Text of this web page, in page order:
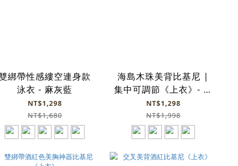
綁帶性感縷空連身款
泳衣 - 麻灰藍
NT$1,298
NT$1,680
海島木珠美背比基尼 |
集中可調節《上衣》- 咖
啡
NT$1,298
NT$1,998